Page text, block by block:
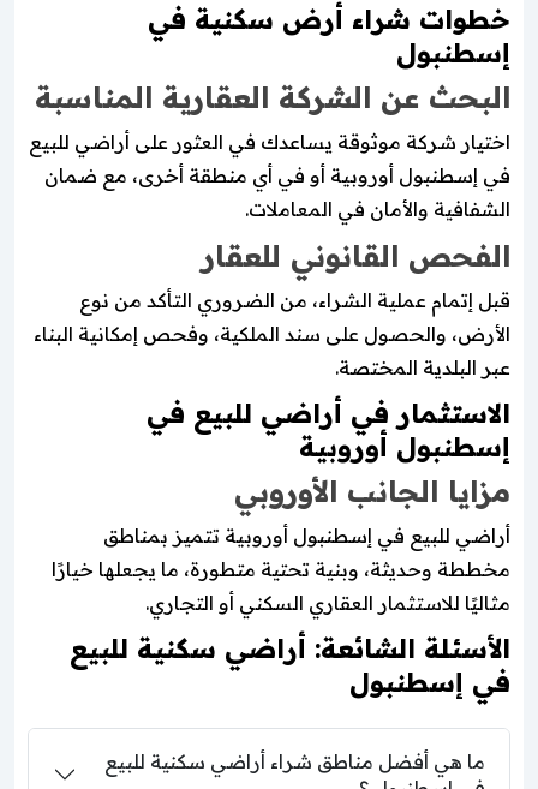
خطوات شراء أرض سكنية في
إسطنبول
البحث عن الشركة العقارية المناسبة
اختيار شركة موثوقة يساعدك في العثور على أراضي للبيع
في إسطنبول أوروبية أو في أي منطقة أخرى، مع ضمان
الشفافية والأمان في المعاملات.
الفحص القانوني للعقار
قبل إتمام عملية الشراء، من الضروري التأكد من نوع
الأرض، والحصول على سند الملكية، وفحص إمكانية البناء
عبر البلدية المختصة.
الاستثمار في أراضي للبيع في
إسطنبول أوروبية
مزايا الجانب الأوروبي
أراضي للبيع في إسطنبول أوروبية تتميز بمناطق
مخططة وحديثة، وبنية تحتية متطورة، ما يجعلها خيارًا
مثاليًا للاستثمار العقاري السكني أو التجاري.
الأسئلة الشائعة: أراضي سكنية للبيع
في إسطنبول
ما هي أفضل مناطق شراء أراضي سكنية للبيع